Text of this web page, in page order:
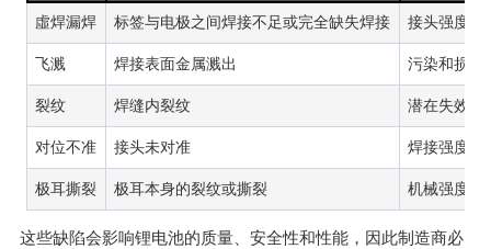
虛焊漏焊 标签与电极之间焊接不足或完全缺失焊接 接头强度减
飞溅 焊接表面金属溅出 污染和损坏
裂纹 焊缝内裂纹 潜在失效
对位不准 接头未对准 焊接强度减
极耳撕裂 极耳本身的裂纹或撕裂 机械强度降
这些缺陷会影响锂电池的质量、安全性和性能，因此制造商必